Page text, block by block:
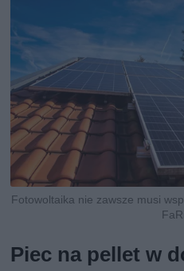
Fotowoltaika nie zawsze musi
Piec na pellet w